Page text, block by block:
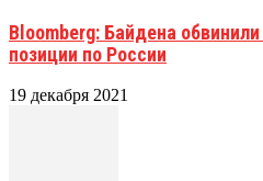
Bloomberg: Байдена
позиции по России
19 декабря 2021